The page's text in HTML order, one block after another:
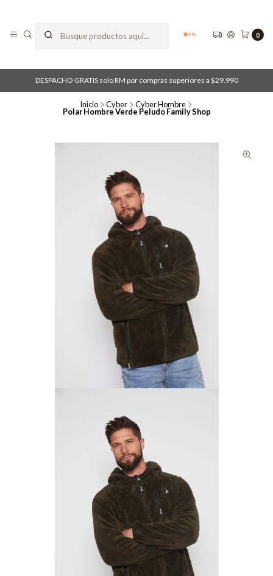
0
DESPACHO GRATIS solo RM por compras superiores a $29.990
Inicio Cyber Cyber Hombre
Polar Hombre Verde Peludo Family Shop